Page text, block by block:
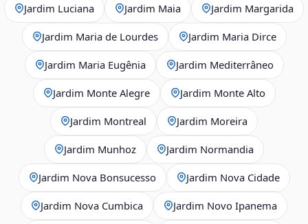
Jardim Luciana Jardim Maia Jardim Margarida
Jardim Maria de Lourdes Jardim Maria Dirce
Jardim Maria Eugênia Jardim Mediterrâneo
Jardim Monte Alegre Jardim Monte Alto
Jardim Montreal Jardim Moreira
Jardim Munhoz Jardim Normandia
Jardim Nova Bonsucesso Jardim Nova Cidade
Jardim Nova Cumbica Jardim Novo Ipanema